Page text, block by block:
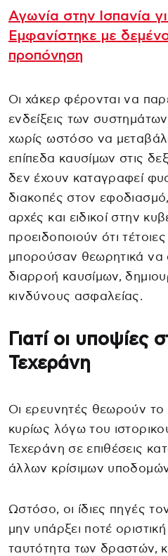
Αγωνία στην Ισπανία
Εμφανίστηκε με
προπόνηση
Οι χάκερ φέρονται να
ενδείξεις των
χωρίς ωστόσο να
επίπεδα καυσίμων στις
δεν έχουν καταγραφεί
διακοπές στον
αρχές και ειδικοί στην
προειδοποιούν ότι
μπορούσαν θεωρητικά να
διαρροή καυσίμων,
κινδύνους ασφαλείας.
Γιατί οι υποψίες
Τεχεράνη
Οι ερευνητές θεωρούν το
κυρίως λόγω του
Τεχεράνη σε επιθέσεις
άλλων κρίσιμων
Ωστόσο, οι ίδιες πηγές
μην υπάρξει ποτέ
ταυτότητα των δραστών,